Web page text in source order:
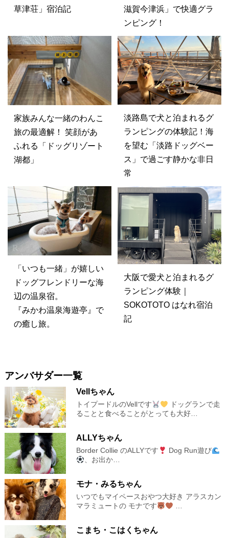
草津荘」宿泊記
滋賀今津浜」で快適グラ
ンピング！
家族みんな一緒のわんこ
旅の最適解！ 笑顔があ
ふれる「ドッグリゾート
湖都」
淡路島で犬と泊まれるグ
ランピングの体験記！海
を望む「淡路ドッグベー
ス」で過ごす静かな非日
常
「いつも一緒」が嬉しい
ドッグフレンドリーな海
辺の温泉宿。
『みかわ温泉海遊亭』で
の癒し旅。
大阪で愛犬と泊まれるグ
ランピング体験｜
SOKOTOTO はなれ宿泊
記
アンバサダー一覧
Vellちゃん
トイプードルのVellです
ドッグランで走
ることと食べることがとっても大好…
ALLYちゃん
Border Collie のALLYです
Dog Run遊び
、お出か…
モナ・みるちゃん
いつでもマイペースおやつ大好き アラスカン
マラミュートの モナです
…
こまち・こはくちゃん